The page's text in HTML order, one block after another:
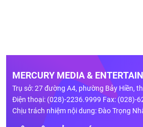
MERCURY MEDIA &
Trụ sở: 27 đường A4, phường Bảy Hiền,
Điện thoại: (028)-2236.9999 Fax: (028)-
Chịu trách nhiệm nội dung: Đào Trọng